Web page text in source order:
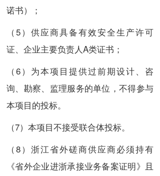
诺书）；
（5）供应商具备有效安全生产许可
证、企业主要负责人A类证书；
（6）为本项目提供过前期设计、咨
询、勘察、监理服务的单位，不得参与
本项目的投标。
（7）本项目不接受联合体投标。
（8）浙江省外磋商供应商必须持有
《省外企业进浙承接业务备案证明》且